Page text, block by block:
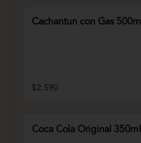
Cachantun con Gas 500ml
$2.590
Coca Cola Original 350ml